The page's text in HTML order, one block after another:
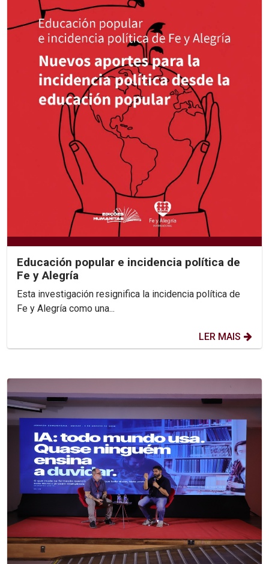
Educación popular e incidencia política de
Fe y Alegría
Esta investigación resignifica la incidencia política de
Fe y Alegría como una...
LER MAIS